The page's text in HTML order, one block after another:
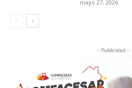
mayo 27, 2026
- Publicidad -